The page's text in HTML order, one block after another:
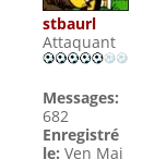
stbaurl
Attaquant
Messages:
682
Enregistré
le: Ven Mai